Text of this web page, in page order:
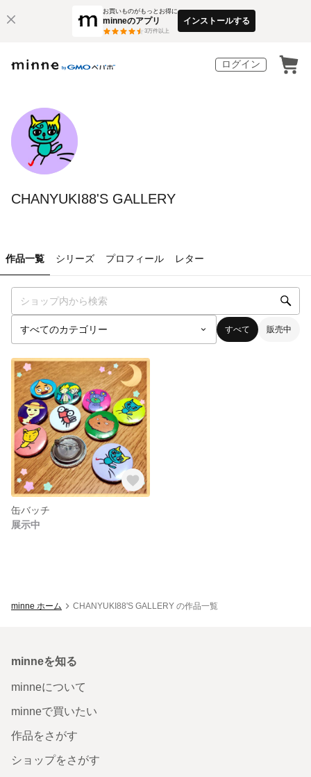
お買いものがもっとお得に
minneのアプリ
3万件以上
インストールする
ログイン
CHANYUKI88'S GALLERY
作品一覧 シリーズ プロフィール レター
すべて 販売中
缶バッチ
展示中
minne ホーム CHANYUKI88'S GALLERY の作品一覧
minneを知る
minneについて
minneで買いたい
作品をさがす
ショップをさがす